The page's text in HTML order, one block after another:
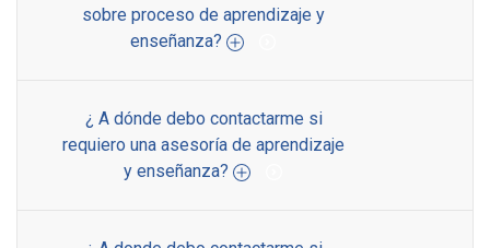
sobre proceso de aprendizaje y
enseñanza?
¿ A dónde debo contactarme si
requiero una asesoría de aprendizaje
y enseñanza?